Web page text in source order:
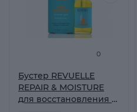
0
Бустер REVUELLE
REPAIR & MOISTURE
для восстановления и